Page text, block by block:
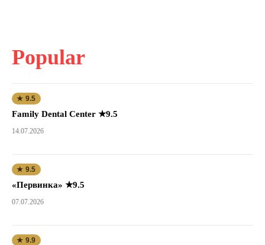
Popular
★ 9.5
Family Dental Center ★9.5
14.07.2026
★ 9.5
«Первинка» ★9.5
07.07.2026
★ 9.9